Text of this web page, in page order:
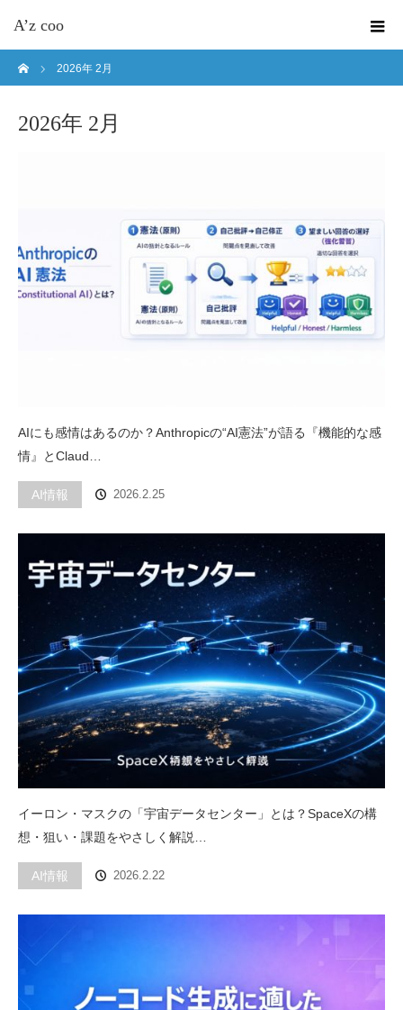
A’z coo
2026年 2月
2026年 2月
AIにも感情はあるのか？Anthropicの“AI憲法”が語る『機能的な感
情』とClaud…
AI情報 2026.2.25
イーロン・マスクの「宇宙データセンター」とは？SpaceXの構
想・狙い・課題をやさしく解説…
AI情報 2026.2.22